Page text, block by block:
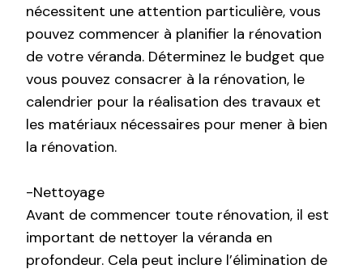
nécessitent une attention particulière, vous
pouvez commencer à planifier la rénovation
de votre véranda. Déterminez le budget que
vous pouvez consacrer à la rénovation, le
calendrier pour la réalisation des travaux et
les matériaux nécessaires pour mener à bien
la rénovation.
-Nettoyage
Avant de commencer toute rénovation, il est
important de nettoyer la véranda en
profondeur. Cela peut inclure l’élimination de